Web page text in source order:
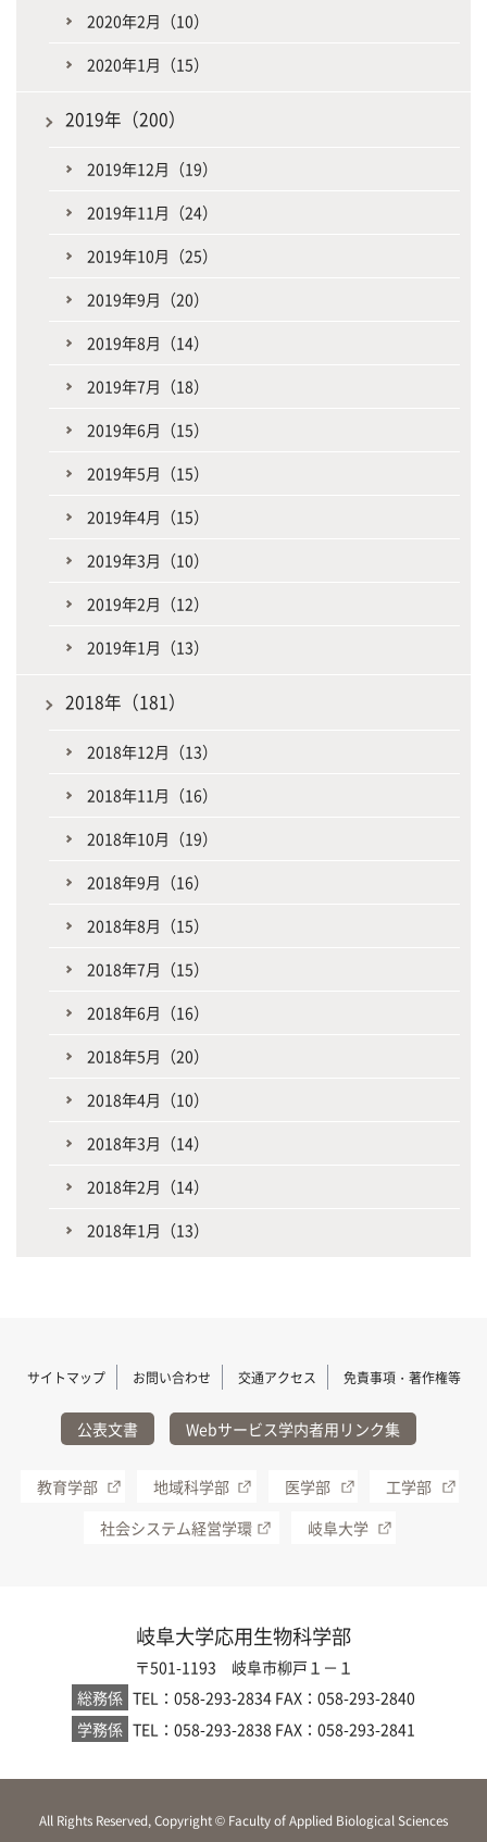
2020年2月（10）
2020年1月（15）
2019年（200）
2019年12月（19）
2019年11月（24）
2019年10月（25）
2019年9月（20）
2019年8月（14）
2019年7月（18）
2019年6月（15）
2019年5月（15）
2019年4月（15）
2019年3月（10）
2019年2月（12）
2019年1月（13）
2018年（181）
2018年12月（13）
2018年11月（16）
2018年10月（19）
2018年9月（16）
2018年8月（15）
2018年7月（15）
2018年6月（16）
2018年5月（20）
2018年4月（10）
2018年3月（14）
2018年2月（14）
2018年1月（13）
サイトマップ お問い合わせ 交通アクセス 免責事項・著作権等
公表文書 Webサービス学内者用リンク集
教育学部 地域科学部 医学部
工学部
社会システム経営学環
岐阜大学
岐阜大学応用生物科学部
〒501-1193 岐阜市柳戸１－１
総務係 TEL：058-293-2834 FAX：058-293-2840
学務係 TEL：058-293-2838 FAX：058-293-2841
All Rights Reserved, Copyright © Faculty of Applied Biological Sciences